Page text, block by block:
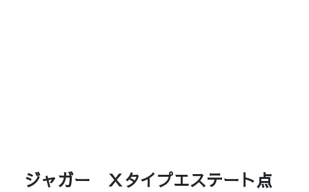
ジャガー Ｘタイプエステート点